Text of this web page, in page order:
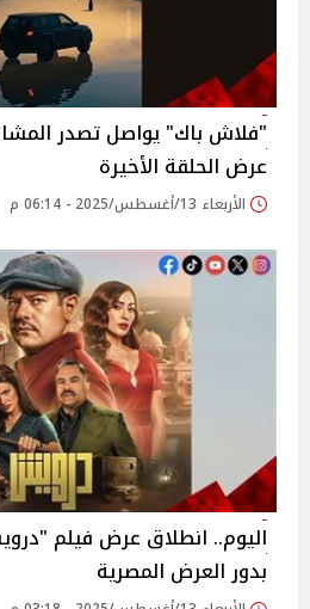
"فلاش باك" يواصل تصدر
عرض الحلقة الأخيرة
الأربعاء 13/أغسطس/2025 - 06:14 م
اليوم.. انطلاق عرض فيلم
بدور العرض المصرية